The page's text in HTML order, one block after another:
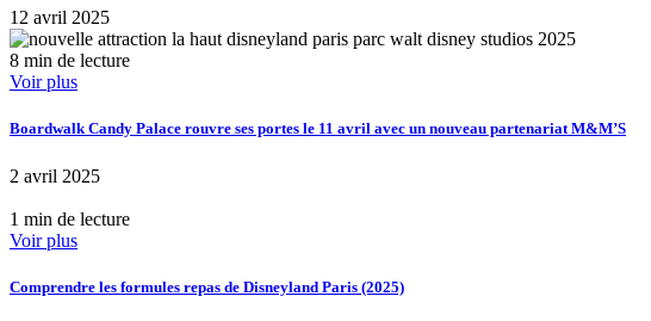
12 avril 2025
8 min de lecture
Voir plus
Boardwalk Candy Palace rouvre ses portes le 11 avril avec un nouveau partenariat M&M’S
2 avril 2025
1 min de lecture
Voir plus
Comprendre les formules repas de Disneyland Paris (2025)